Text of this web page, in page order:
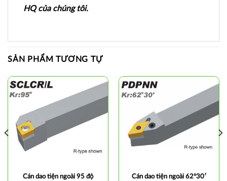
HQ của chúng tôi.
SẢN PHẨM TƯƠNG TỰ
Cán dao tiện ngoài 95 độ
Cán dao tiện ngoài 62°30′